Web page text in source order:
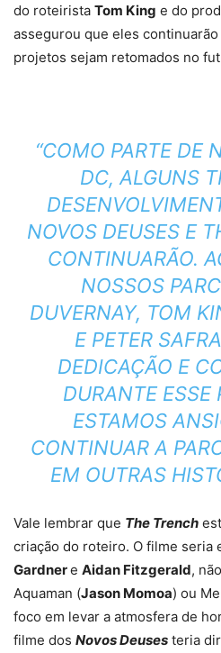
do roteirista Tom King e do
assegurou que eles
projetos sejam retomados no
“COMO PARTE DE
DC, ALGUNS
NOVOS DEUSES E
CONTINUARÃO.
NOSSOS
DUVERNAY, TOM
E PETER
DEDICAÇÃO E
DURANTE ESSE
ESTAMOS
CONTINUAR A
EM OUTRAS
Vale lembrar que The Trench
criação do roteiro. O filme seria
Gardnere Aidan Fitzgerald,
Aquaman (Jason Momoa) ou
foco em levar a atmosfera de
filme dos Novos Deuses teria